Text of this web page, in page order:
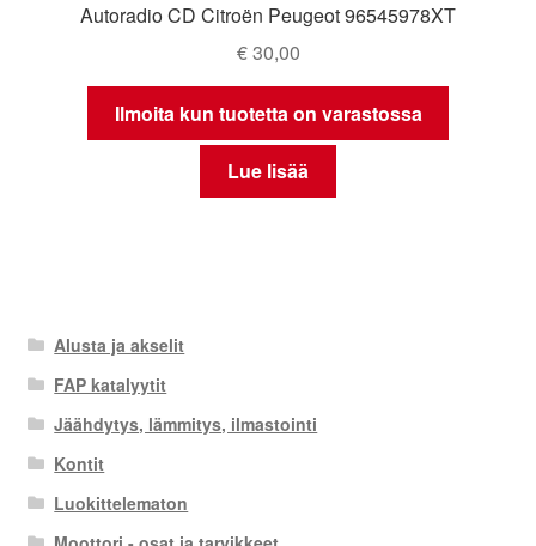
Autoradio CD Citroën Peugeot 96545978XT
€30,00
Ilmoita kun tuotetta on varastossa
Lue lisää
Alusta ja akselit
FAP katalyytit
Jäähdytys, lämmitys, ilmastointi
Kontit
Luokittelematon